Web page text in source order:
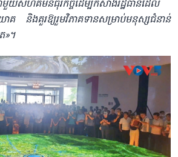
ជាមួយសហគមន៍ធុរកិច្ចដើម្បីកសាង​រដ្ឋធានីដែល​
គ និង​គួរឱ្យ​រួមវិភាគទានស​ម្រាប់មនុស្សជំនាន់
»​។